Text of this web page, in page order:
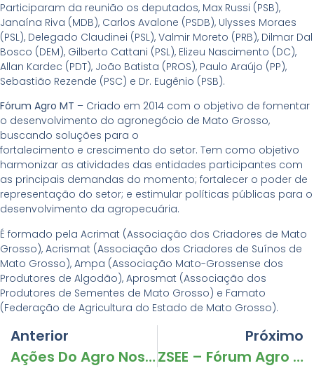
Participaram da reunião os deputados, Max Russi (PSB),
Janaína Riva (MDB), Carlos Avalone (PSDB), Ulysses Moraes
(PSL), Delegado Claudinei (PSL), Valmir Moreto (PRB), Dilmar Dal
Bosco (DEM), Gilberto Cattani (PSL), Elizeu Nascimento (DC),
Allan Kardec (PDT), João Batista (PROS), Paulo Araújo (PP),
Sebastião Rezende (PSC) e Dr. Eugênio (PSB).
Fórum Agro MT – Criado em 2014 com o objetivo de fomentar
o desenvolvimento do agronegócio de Mato Grosso,
buscando soluções para o
fortalecimento e crescimento do setor. Tem como objetivo
harmonizar as atividades das entidades participantes com
as principais demandas do momento; fortalecer o poder de
representação do setor; e estimular políticas públicas para o
desenvolvimento da agropecuária.
É formado pela Acrimat (Associação dos Criadores de Mato
Grosso), Acrismat (Associação dos Criadores de Suínos de
Mato Grosso), Ampa (Associação Mato-Grossense dos
Produtores de Algodão), Aprosmat (Associação dos
Produtores de Sementes de Mato Grosso) e Famato
(Federação de Agricultura do Estado de Mato Grosso).
Anterior
Ações Do Agro Nos Trabalhos Contra A Covid-19 – Entrevista Do Presidente Do Fórum Agro: Itamar Canossa
Próximo
ZSEE – Fórum Agro Entrega Documento Sobre Zoneamento Ao Governador